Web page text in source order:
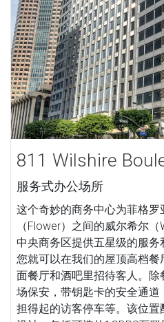
811 Wilshire
服务式办公场所
这个奇妙的商务中心为菲格
（Flower）之间的威尔希尔
中央商务区提供五星级的服务
您就可以在我们的屋顶高档
面餐厅和酒吧里招待客人。
场保安，带钥匙卡的安全通
担得起的访客停车等。该位